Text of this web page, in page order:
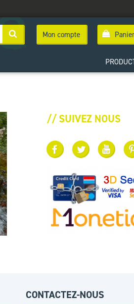
Mon compte
// SUIVEZ NOUS
CONTACTEZ-NOUS